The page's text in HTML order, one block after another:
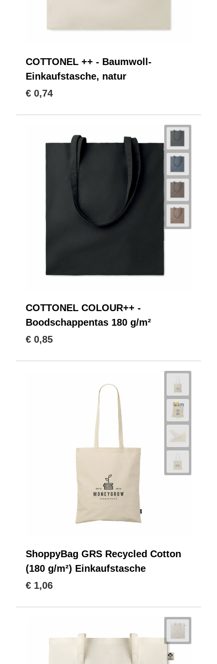
COTTONEL ++ - Baumwoll-
Einkaufstasche, natur
€ 0,74
COTTONEL COLOUR++ -
Boodschappentas 180 g/m²
€ 0,85
ShoppyBag GRS Recycled Cotton
(180 g/m²) Einkaufstasche
€ 1,06